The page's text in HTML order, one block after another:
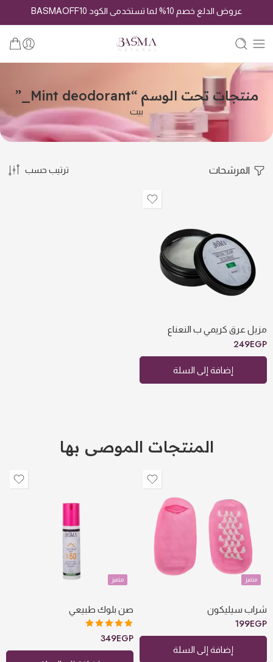
عروض الدلع خصم 10% لما تستخدمى الكود BASMAOFF10
منتجات تحت الوسم “Mint deodorant_”
بيت
المرشحات ترتيب حسب
مزيل عرق كريمي ب النعناع
249EGP
إضافة إلى السلة
المنتجات الموصى بها
شراب سيليكون
متميز
199EGP
إضافة إلى السلة
صن بلوك طبيعي
متميز
تم التقييم
5.00من 5
349EGP